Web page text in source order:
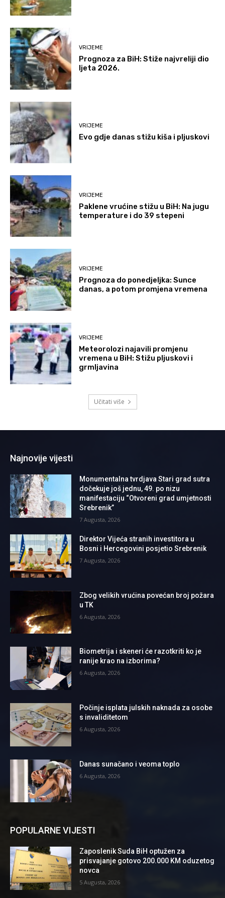
VRIJEME
Prognoza za BiH: Stiže najvreliji dio
ljeta 2026.
VRIJEME
Evo gdje danas stižu kiša i pljuskovi
VRIJEME
Paklene vrućine stižu u BiH: Na jugu
temperature i do 39 stepeni
VRIJEME
Prognoza do ponedjeljka: Sunce
danas, a potom promjena vremena
VRIJEME
Meteorolozi najavili promjenu
vremena u BiH: Stižu pljuskovi i
grmljavina
Učitati više
Najnovije vijesti
Monumentalna tvrdjava Stari grad sutra
dočekuje još jednu, 49. po nizu
manifestaciju “Otvoreni grad umjetnosti
Srebrenik”
7 Augusta, 2026
Direktor Vijeća stranih investitora u
Bosni i Hercegovini posjetio Srebrenik
7 Augusta, 2026
Zbog velikih vrućina povećan broj požara
u TK
6 Augusta, 2026
Biometrija i skeneri će razotkriti ko je
ranije krao na izborima?
6 Augusta, 2026
Počinje isplata julskih naknada za osobe
s invaliditetom
6 Augusta, 2026
Danas sunačano i veoma toplo
6 Augusta, 2026
POPULARNE VIJESTI
Zaposlenik Suda BiH optužen za
prisvajanje gotovo 200.000 KM oduzetog
novca
5 Augusta, 2026